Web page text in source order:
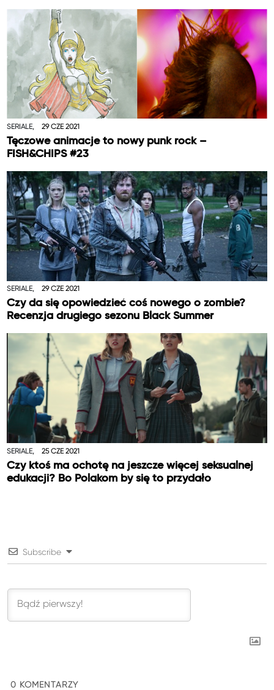
SERIALE, 29 CZE 2021
Tęczowe animacje to nowy punk rock –
FISH&CHIPS #23
SERIALE, 29 CZE 2021
Czy da się opowiedzieć coś nowego o zombie?
Recenzja drugiego sezonu Black Summer
SERIALE, 25 CZE 2021
Czy ktoś ma ochotę na jeszcze więcej seksualnej
edukacji? Bo Polakom by się to przydało
Subscribe
0 KOMENTARZY